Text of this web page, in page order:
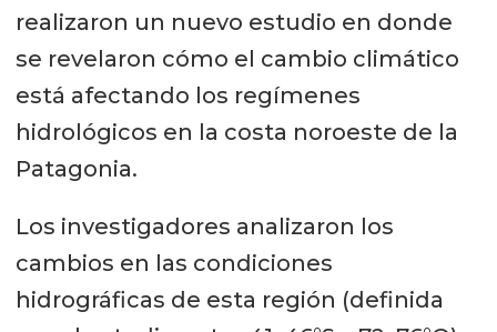
realizaron un nuevo estudio en donde
se revelaron cómo el cambio climático
está afectando los regímenes
hidrológicos en la costa noroeste de la
Patagonia.
Los investigadores analizaron los
cambios en las condiciones
hidrográficas de esta región (definida